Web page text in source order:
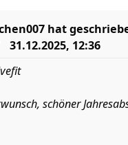
hat
31.12.2025, 12:36
schöner